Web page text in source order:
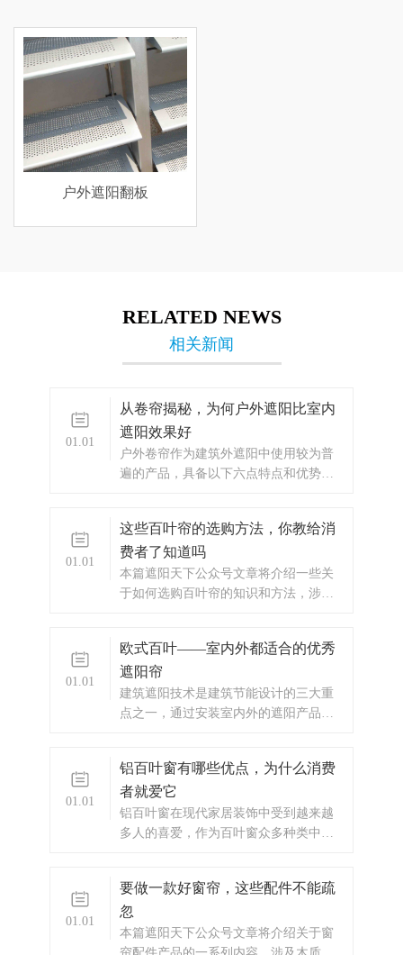
户外遮阳翻板
RELATED NEWS
相关新闻
01.01
从卷帘揭秘，为何户外遮阳比室内
遮阳效果好
​户外卷帘作为建筑外遮阳中使用较为普
遍的产品，具备以下六点特点和优势：
次数。在冬季，通过减少热量损失来保
持家中温度。
01.01
这些百叶帘的选购方法，你教给消
费者了知道吗
​本篇遮阳天下公众号文章将介绍一些关
于如何选购百叶帘的知识和方法，涉及
私密性，同时又是家装不可或缺的装饰
品。
01.01
欧式百叶——室内外都适合的优秀
遮阳帘
​建筑遮阳技术是建筑节能设计的三大重
点之一，通过安装室内外的遮阳产品，
01.01
铝百叶窗有哪些优点，为什么消费
者就爱它
​铝百叶窗在现代家居装饰中受到越来越
多人的喜爱，作为百叶窗众多种类中的
01.01
要做一款好窗帘，这些配件不能疏
忽
​本篇遮阳天下公众号文章将介绍关于窗